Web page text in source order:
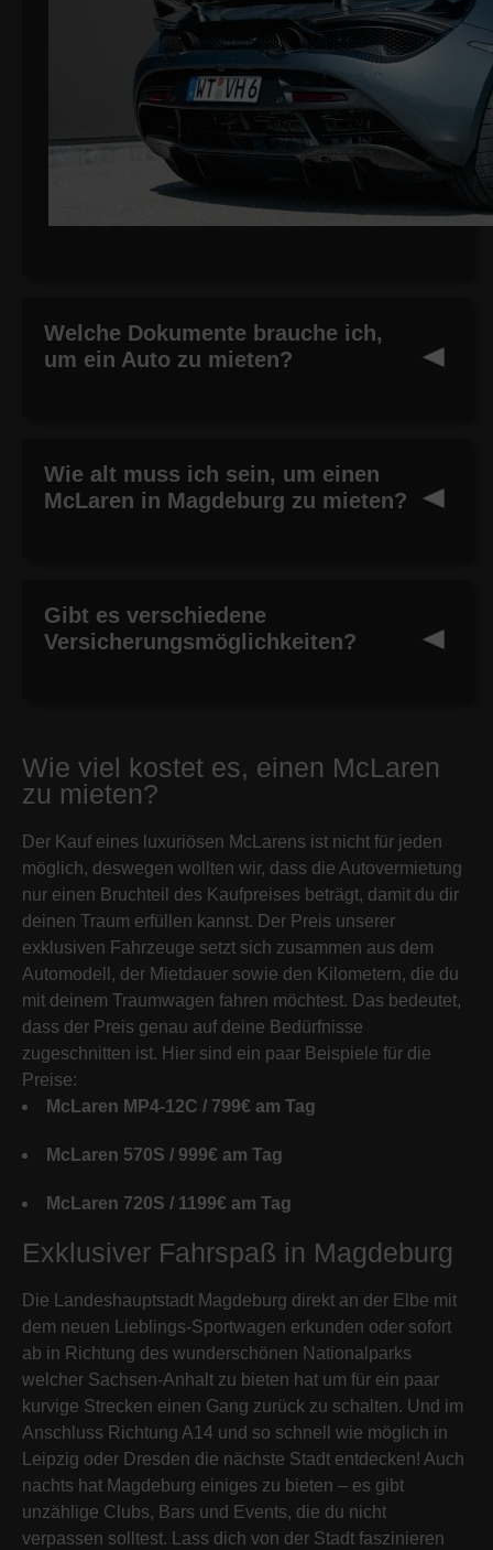
Welche Dokumente brauche ich,
um ein Auto zu mieten?
Wie alt muss ich sein, um einen
McLaren in Magdeburg zu mieten?
Gibt es verschiedene
Versicherungsmöglichkeiten?
Wie viel kostet es, einen McLaren
zu mieten?
Der Kauf eines luxuriösen McLarens ist nicht für jeden
möglich, deswegen wollten wir, dass die Autovermietung
nur einen Bruchteil des Kaufpreises beträgt, damit du dir
deinen Traum erfüllen kannst. Der Preis unserer
exklusiven Fahrzeuge setzt sich zusammen aus dem
Automodell, der Mietdauer sowie den Kilometern, die du
mit deinem Traumwagen fahren möchtest. Das bedeutet,
dass der Preis genau auf deine Bedürfnisse
zugeschnitten ist. Hier sind ein paar Beispiele für die
Preise:
McLaren MP4-12C / 799€ am Tag
McLaren 570S / 999€ am Tag
McLaren 720S / 1199€ am Tag
Exklusiver Fahrspaß in Magdeburg
Die Landeshauptstadt Magdeburg direkt an der Elbe mit
dem neuen Lieblings-Sportwagen erkunden oder sofort
ab in Richtung des wunderschönen Nationalparks
welcher Sachsen-Anhalt zu bieten hat um für ein paar
kurvige Strecken einen Gang zurück zu schalten. Und im
Anschluss Richtung A14 und so schnell wie möglich in
Leipzig oder Dresden die nächste Stadt entdecken! Auch
nachts hat Magdeburg einiges zu bieten – es gibt
unzählige Clubs, Bars und Events, die du nicht
verpassen solltest. Lass dich von der Stadt faszinieren